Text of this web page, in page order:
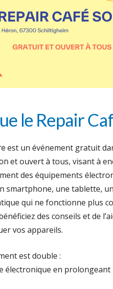
le Repair
est un événement gratuit
et ouvert à tous, visant à
des équipements
smartphone, une tablette,
qui ne fonctionne plus
des conseils et de
vos appareils.
est double :
électronique en prolongeant